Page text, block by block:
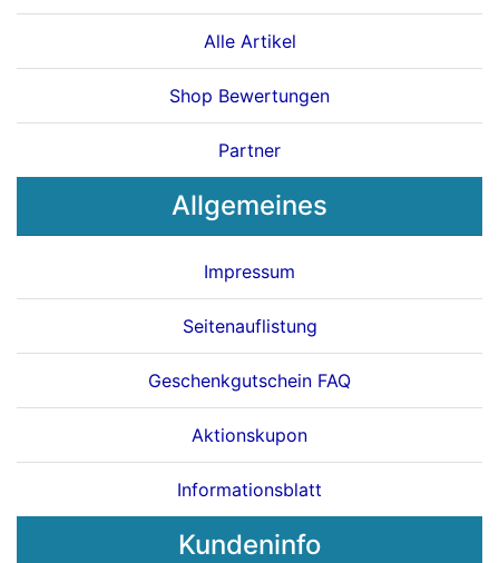
Alle Artikel
Shop Bewertungen
Partner
Allgemeines
Impressum
Seitenauflistung
Geschenkgutschein FAQ
Aktionskupon
Informationsblatt
Kundeninfo